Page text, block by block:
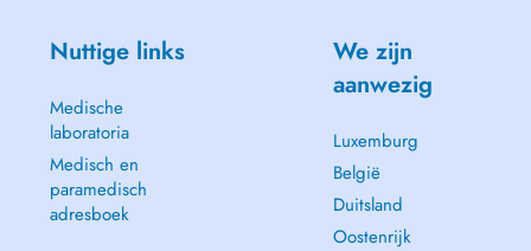
Nuttige links
Medische
laboratoria
Medisch en
paramedisch
adresboek
We zijn
aanwezig
Luxemburg
België
Duitsland
Oostenrijk